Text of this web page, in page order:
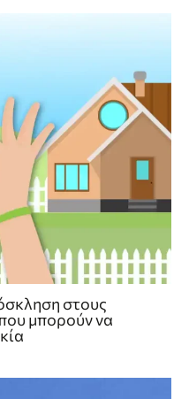
στους
μπορούν να